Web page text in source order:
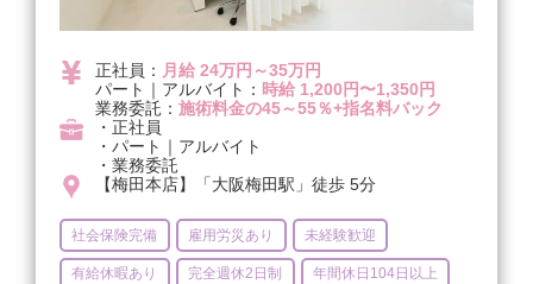
正社員： 月給 24万円～35万円
パート｜アルバイト： 時給 1,200円〜1,350円
業務委託： 施術料金の45～55％+指名料バック
・正社員
・パート｜アルバイト
・業務委託
【梅田本店】「大阪梅田駅」徒歩 5分
社会保険完備 雇用労災あり 未経験歓迎
有給休暇あり 完全週休2日制 年間休日104日以上